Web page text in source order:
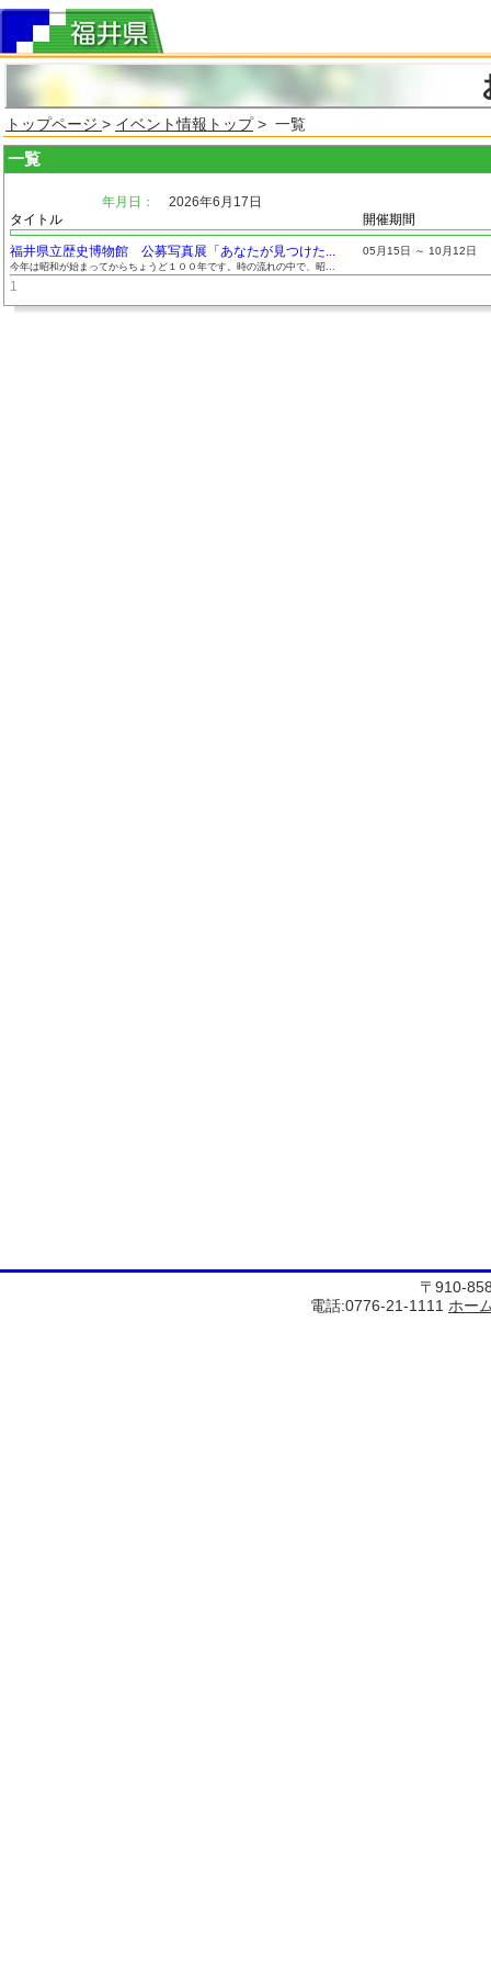
トップページ > イベント情報トップ> 一覧
一覧
年月日：
2026年6月17日
タイトル
開催期間
福井県立歴史博物館 公募写真展「あなたが見つけた... 05月15日 ～ 10月12日
今年は昭和が始まってからちょうど１００年です。時の流れの中で、昭...
1
〒910-
電話:0776-21-1111 ホー